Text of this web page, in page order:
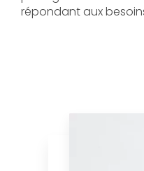
répondant aux